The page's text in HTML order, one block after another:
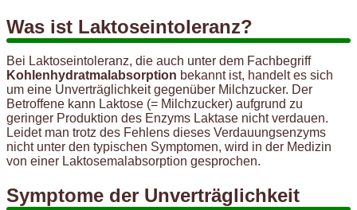
Was ist Laktoseintoleranz?
Bei Laktoseintoleranz, die auch unter dem Fachbegriff
Kohlenhydratmalabsorption bekannt ist, handelt es sich
um eine Unverträglichkeit gegenüber Milchzucker. Der
Betroffene kann Laktose (= Milchzucker) aufgrund zu
geringer Produktion des Enzyms Laktase nicht verdauen.
Leidet man trotz des Fehlens dieses Verdauungsenzyms
nicht unter den typischen Symptomen, wird in der Medizin
von einer Laktosemalabsorption gesprochen.
Symptome der Unverträglichkeit